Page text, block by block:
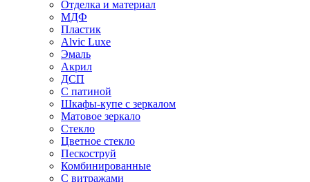
Отделка и материал
МДФ
Пластик
Alvic Luxe
Эмаль
Акрил
ДСП
С патиной
Шкафы-купе с зеркалом
Матовое зеркало
Стекло
Цветное стекло
Пескоструй
Комбинированные
С витражами